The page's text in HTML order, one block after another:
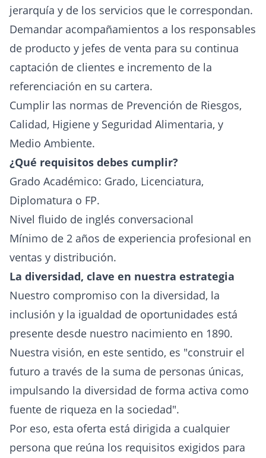
jerarquía y de los servicios que le correspondan.
Demandar acompañamientos a los responsables
de producto y jefes de venta para su continua
captación de clientes e incremento de la
referenciación en su cartera.
Cumplir las normas de Prevención de Riesgos,
Calidad, Higiene y Seguridad Alimentaria, y
Medio Ambiente.
¿Qué requisitos debes cumplir?
Grado Académico: Grado, Licenciatura,
Diplomatura o FP.
Nivel fluido de inglés conversacional
Mínimo de 2 años de experiencia profesional en
ventas y distribución.
La diversidad, clave en nuestra estrategia
Nuestro compromiso con la diversidad, la
inclusión y la igualdad de oportunidades está
presente desde nuestro nacimiento en 1890.
Nuestra visión, en este sentido, es "construir el
futuro a través de la suma de personas únicas,
impulsando la diversidad de forma activa como
fuente de riqueza en la sociedad".
Por eso, esta oferta está dirigida a cualquier
persona que reúna los requisitos exigidos para